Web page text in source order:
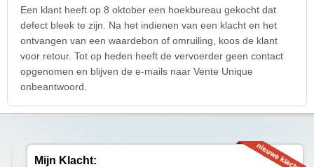
Een klant heeft op 8 oktober een hoekbureau gekocht dat
defect bleek te zijn. Na het indienen van een klacht en het
ontvangen van een waardebon of omruiling, koos de klant
voor retour. Tot op heden heeft de vervoerder geen contact
opgenomen en blijven de e-mails naar Vente Unique
onbeantwoord.
Mijn Klacht: